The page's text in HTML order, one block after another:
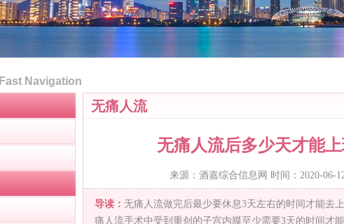
Fast Navigation
无痛人流
无痛人流后多少天才能
来源：酒嘉综合信息网 时间：2020-06-
导读： 无痛人流做完后最少要休息3天左右的时间才能去
痛人流手术中受到重创的子宫内膜至少需要3天的时间才